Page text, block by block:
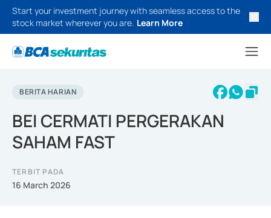
Start your investment journey with seamless access to the
stock market wherever you are. Learn More
BERITA HARIAN
BEI CERMATI PERGERAKAN
SAHAM FAST
TERBIT PADA
16 March 2026